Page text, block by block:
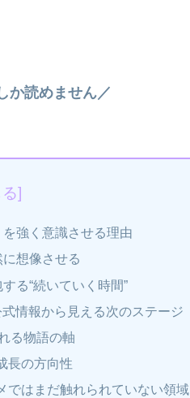
か読めません／
強く意識させる理由
想像させる
る“続いていく時間”
情報から見える次のステージ
る物語の軸
長の方向性
ではまだ触れられていない領域